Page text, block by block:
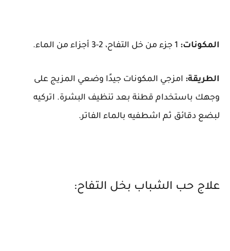
المكونات:
الطريقة: امزجي المكونات جيدًا وضعي المزيج على
وجهك باستخدام قطنة بعد تنظيف البشرة. اتركيه
لبضع دقائق ثم اشطفيه بالماء الفاتر.
علاج حب الشباب بخل التفاح: